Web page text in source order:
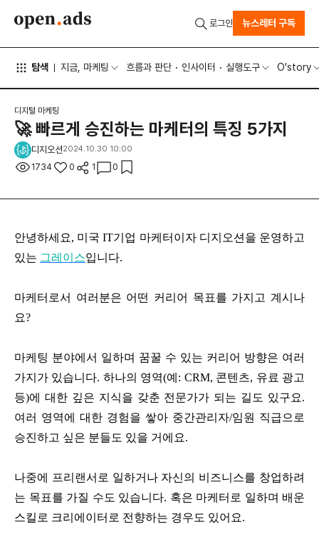
탐색 지금, 마케팅 흐름과 판단 인사이터 실행도구 O'story
로그인 뉴스레터 구독
디지털 마케팅
🚀 빠르게 승진하는 마케터의 특징 5가지
디지오션2024.10.30 10:00
1734 0 1 0
안녕하세요, 미국 IT기업 마케터이자 디지오션을 운영하고
있는 그레이스입니다.
마케터로서 여러분은 어떤 커리어 목표를 가지고 계시나
요?
마케팅 분야에서 일하며 꿈꿀 수 있는 커리어 방향은 여러
가지가 있습니다. 하나의 영역(예: CRM, 콘텐츠, 유료 광고
등)에 대한 깊은 지식을 갖춘 전문가가 되는 길도 있구요.
여러 영역에 대한 경험을 쌓아 중간관리자/임원 직급으로
승진하고 싶은 분들도 있을 거에요.
나중에 프리랜서로 일하거나 자신의 비즈니스를 창업하려
는 목표를 가질 수도 있습니다. 혹은 마케터로 일하며 배운
스킬로 크리에이터로 전향하는 경우도 있어요.